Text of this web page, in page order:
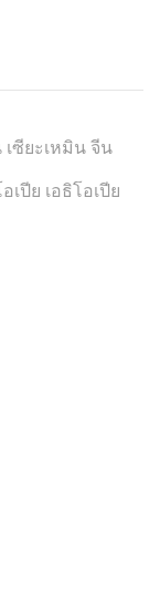
เซียะเหมิน จีน
ปีย เอธิโอเปีย